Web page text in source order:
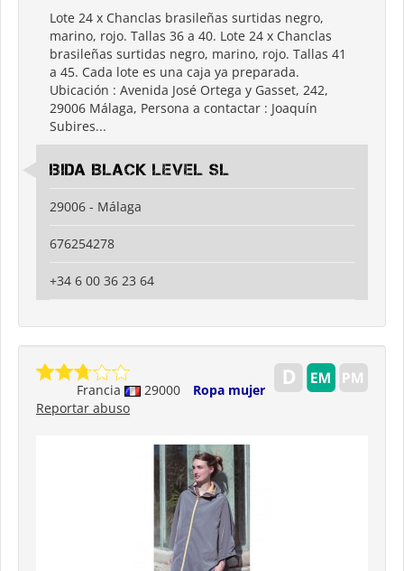
Lote 24 x Chanclas brasileñas surtidas negro,
marino, rojo. Tallas 36 a 40. Lote 24 x Chanclas
brasileñas surtidas negro, marino, rojo. Tallas 41
a 45. Cada lote es una caja ya preparada.
Ubicación : Avenida José Ortega y Gasset, 242,
29006 Málaga, Persona a contactar : Joaquín
Subires...
Ibida Black Level SL
29006 - Málaga
676254278
+34 6 00 36 23 64
Francia 29000
Ropa mujer
Reportar abuso